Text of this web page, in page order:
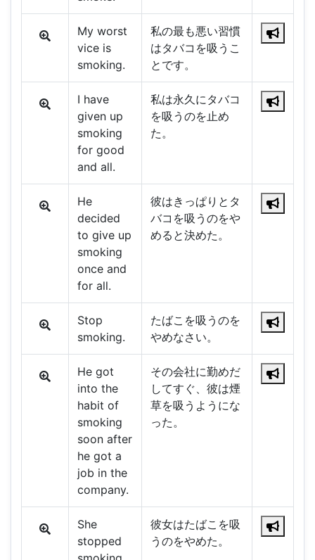
My worst
vice is
smoking.
私の最も悪い習慣
はタバコを吸うこ
とです。
I have
given up
smoking
for good
and all.
私は永久にタバコ
を吸うのを止め
た。
He
decided
to give up
smoking
once and
for all.
彼はきっぱりとタ
バコを吸うのをや
めると決めた。
Stop
smoking.
たばこを吸うのを
やめなさい。
He got
into the
habit of
smoking
soon after
he got a
job in the
company.
その会社に勤めだ
してすぐ、彼は煙
草を吸うようにな
った。
She
stopped
彼女はたばこを吸
うのをやめた。